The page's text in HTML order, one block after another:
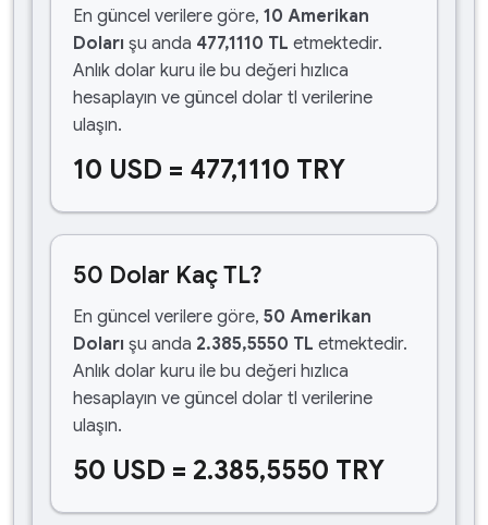
En güncel verilere göre, 10 Amerikan
Doları şu anda 477,1110 TL etmektedir.
Anlık dolar kuru ile bu değeri hızlıca
hesaplayın ve güncel dolar tl verilerine
ulaşın.
10 USD = 477,1110 TRY
50 Dolar Kaç TL?
En güncel verilere göre, 50 Amerikan
Doları şu anda 2.385,5550 TL etmektedir.
Anlık dolar kuru ile bu değeri hızlıca
hesaplayın ve güncel dolar tl verilerine
ulaşın.
50 USD = 2.385,5550 TRY